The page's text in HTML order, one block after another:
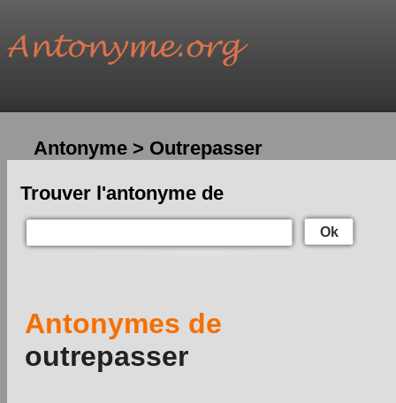
Antonyme > Outrepasser
Trouver l'antonyme de
Ok
Antonymes de
outrepasser